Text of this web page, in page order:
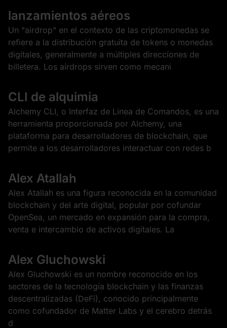
lanzamientos aéreos
Un "airdrop" en el contexto de las criptomonedas se
refiere a la distribución gratuita de tokens o monedas
digitales, generalmente a múltiples direcciones de
billetera. Los airdrops sirven como mecani
CLI de alquimia
Alchemy CLI, o Interfaz de Línea de Comandos, es una
herramienta proporcionada por Alchemy, una
plataforma para desarrolladores de blockchain, que
permite a los desarrolladores interactuar con redes b
Alex Atallah
Alex Atallah es una figura reconocida en la comunidad
blockchain y del arte digital, popular por cofundar
OpenSea, un mercado en expansión para la compra,
venta e intercambio de activos digitales. La
Alex Gluchowski
Alex Gluchowski es un nombre reconocido en los
sectores de la tecnología blockchain y las finanzas
descentralizadas (DeFi), conocido principalmente
como cofundador de Matter Labs y el cerebro detrás
d